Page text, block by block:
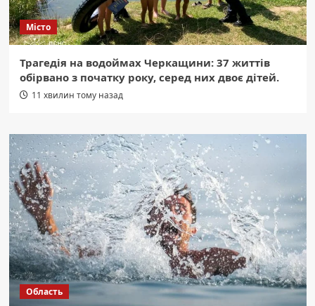
Місто
Трагедія на водоймах Черкащини: 37 життів
обірвано з початку року, серед них двоє дітей.
11 хвилин тому назад
Область